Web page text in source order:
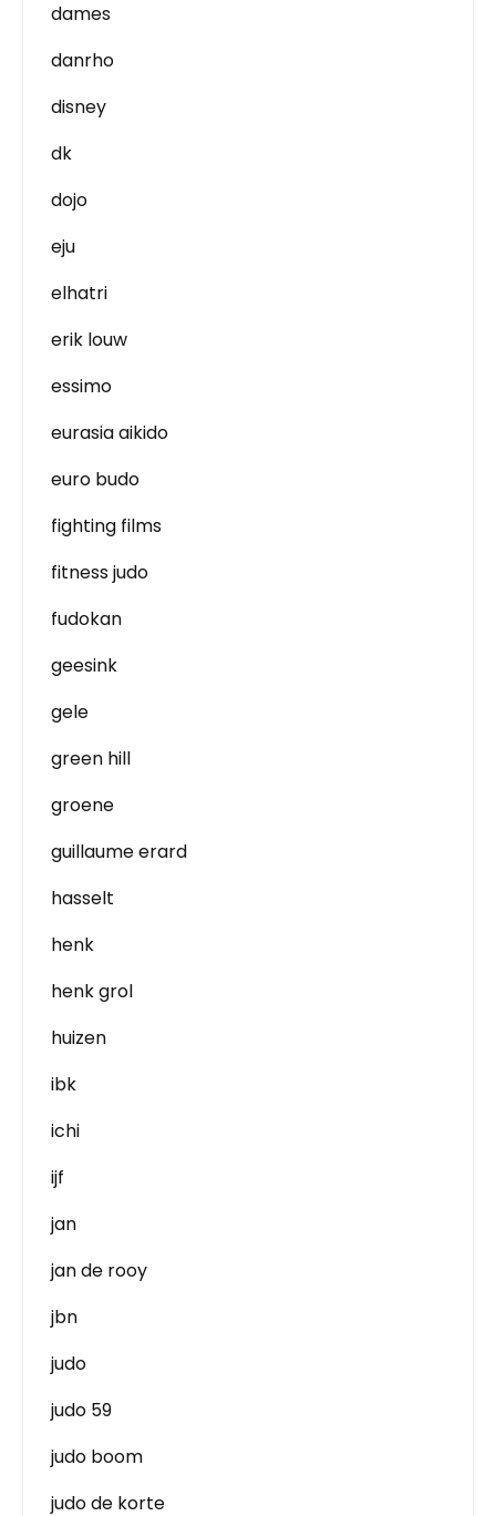
dames
danrho
disney
dk
dojo
eju
elhatri
erik louw
essimo
eurasia aikido
euro budo
fighting films
fitness judo
fudokan
geesink
gele
green hill
groene
guillaume erard
hasselt
henk
henk grol
huizen
ibk
ichi
ijf
jan
jan de rooy
jbn
judo
judo 59
judo boom
judo de korte